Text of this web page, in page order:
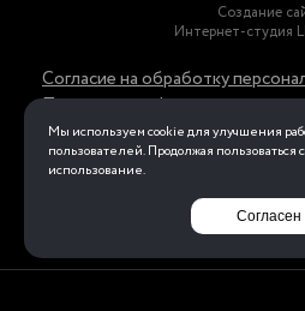
Создание
Интернет-студия
Согласие на обработку
Политика
обработки персональных
Перейти на
Мы используем cookie для улучшения
пользователей. Продолжая пользоваться
использование.
Согласен